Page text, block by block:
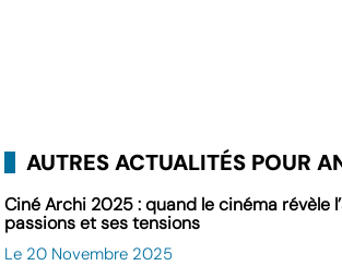
AUTRES ACTUALITÉS POUR
Ciné Archi 2025 : quand le cinéma révèle
passions et ses tensions
Le 20 Novembre 2025